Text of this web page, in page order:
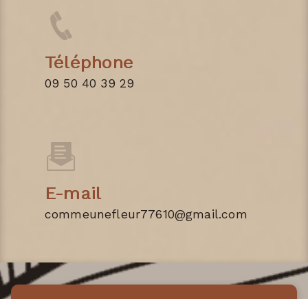
Téléphone
09 50 40 39 29
E-mail
commeunefleur77610@gmail.com